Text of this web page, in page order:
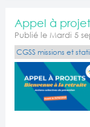
Appel à
Publié le Mardi 5
CGSS missions et